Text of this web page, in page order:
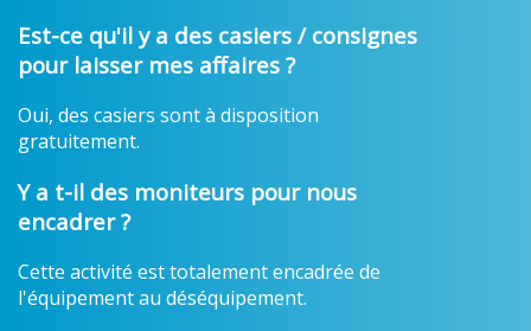
Est-ce qu'il y a des casiers / consignes
pour laisser mes affaires ?
Oui, des casiers sont à disposition
gratuitement.
Y a t-il des moniteurs pour nous
encadrer ?
Cette activité est totalement encadrée de
l'équipement au déséquipement.